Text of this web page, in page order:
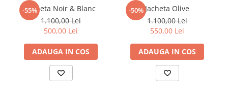
-55%
Jacheta Noir & Blanc
1.100,00 Lei
500,00 Lei
ADAUGA IN COS
-50%Jacheta Olive
1.100,00 Lei
550,00 Lei
ADAUGA IN COS